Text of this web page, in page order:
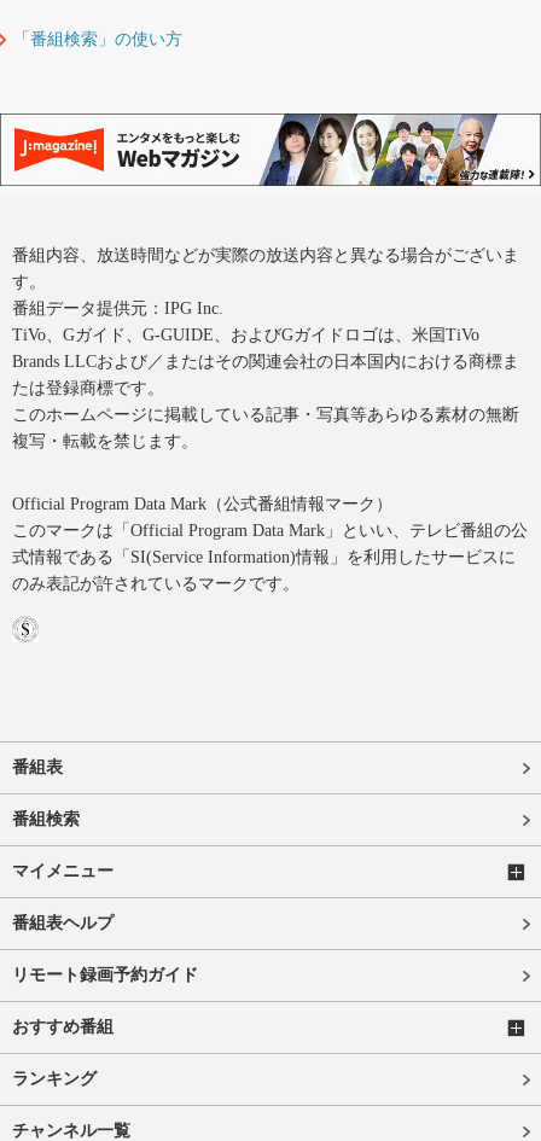
「番組検索」の使い方
番組内容、放送時間などが実際の放送内容と異なる場合がございま
す。
番組データ提供元：IPG Inc.
TiVo、Gガイド、G-GUIDE、およびGガイドロゴは、米国TiVo
Brands LLCおよび／またはその関連会社の日本国内における商標ま
たは登録商標です。
このホームページに掲載している記事・写真等あらゆる素材の無断
複写・転載を禁じます。
Official Program Data Mark（公式番組情報マーク）
このマークは「Official Program Data Mark」といい、テレビ番組の公
式情報である「SI(Service Information)情報」を利用したサービスに
のみ表記が許されているマークです。
番組表
番組検索
マイメニュー
番組表ヘルプ
リモート録画予約ガイド
おすすめ番組
ランキング
チャンネル一覧